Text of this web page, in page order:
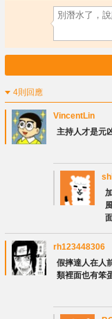
4則回應
VincentLin
主持人才是元
rh123448306
假摔達人在人
類裡面也有笨